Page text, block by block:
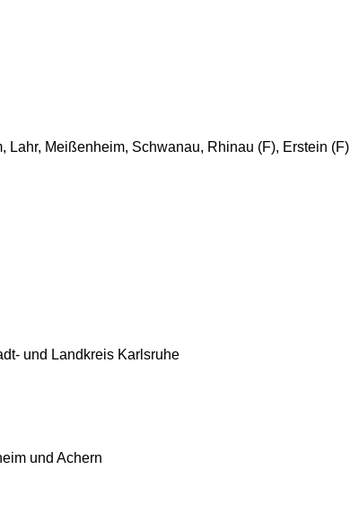
Lahr, Meißenheim, Schwanau, Rhinau (F), Erstein (F)
und Landkreis Karlsruhe
und Achern